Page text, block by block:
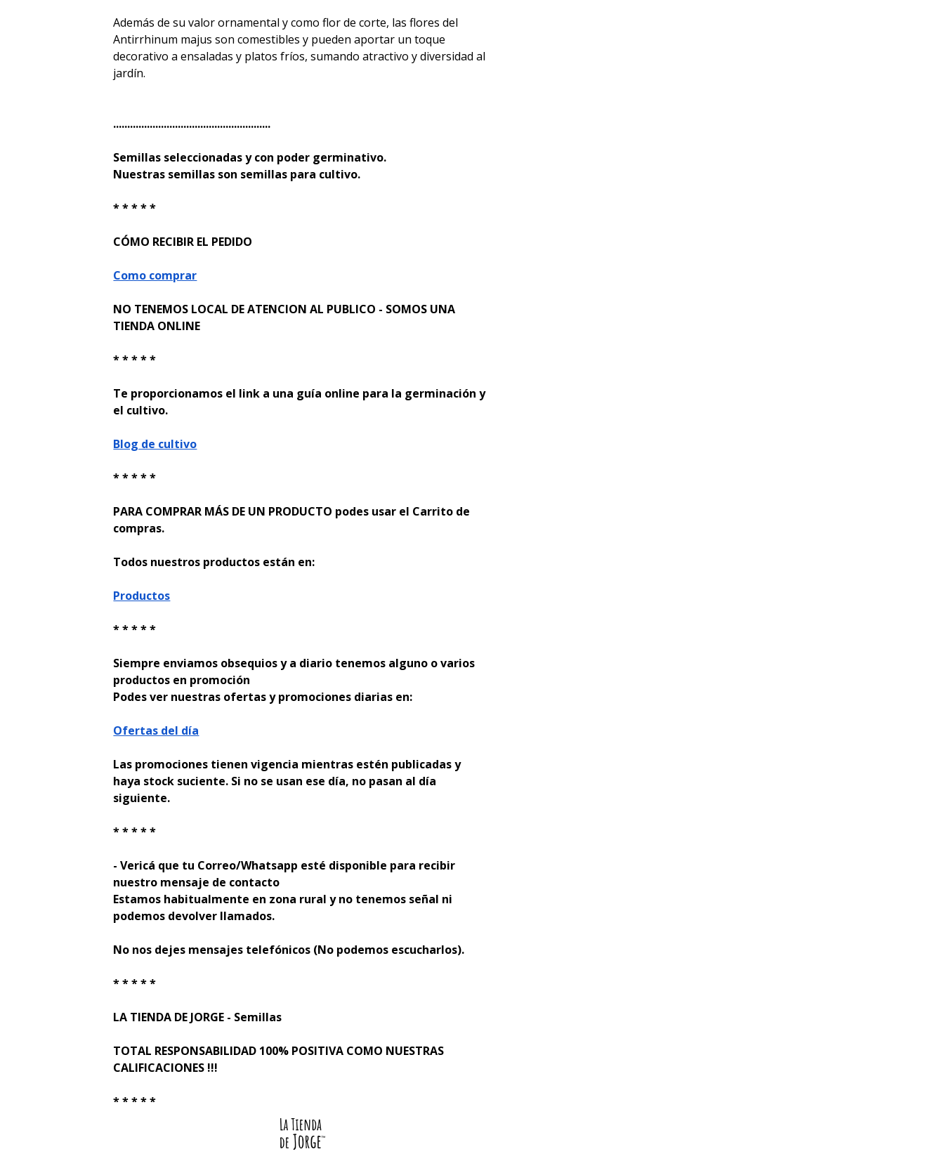
Además de su valor ornamental y como flor de corte, las flores del
Antirrhinum majus son comestibles y pueden aportar un toque
decorativo a ensaladas y platos fríos, sumando atractivo y diversidad al
jardín.
........................................................
Semillas seleccionadas y con poder germinativo.
Nuestras semillas son semillas para cultivo.
* * * * *
CÓMO RECIBIR EL PEDIDO
Como comprar
NO TENEMOS LOCAL DE ATENCION AL PUBLICO - SOMOS UNA
TIENDA ONLINE
* * * * *
Te proporcionamos el link a una guía online para la germinación y
el cultivo.
Blog de cultivo
* * * * *
PARA COMPRAR MÁS DE UN PRODUCTO podes usar el Carrito de
compras.
Todos nuestros productos están en:
Productos
* * * * *
Siempre enviamos obsequios y a diario tenemos alguno o varios
productos en promoción
Podes ver nuestras ofertas y promociones diarias en:
Ofertas del día
Las promociones tienen vigencia mientras estén publicadas y
haya stock suficiente. Si no se usan ese día, no pasan al día
siguiente.
* * * * *
- Verificá que tu Correo/Whatsapp esté disponible para recibir
nuestro mensaje de contacto
Estamos habitualmente en zona rural y no tenemos señal ni
podemos devolver llamados.
No nos dejes mensajes telefónicos (No podemos escucharlos).
* * * * *
LA TIENDA DE JORGE - Semillas
TOTAL RESPONSABILIDAD 100% POSITIVA COMO NUESTRAS
CALIFICACIONES !!!
* * * * *